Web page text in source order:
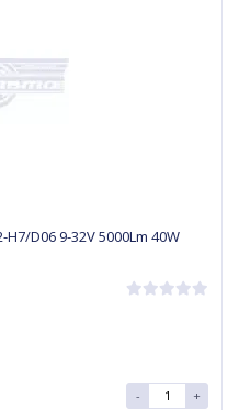
D06 9-32V 5000Lm 40W
- +